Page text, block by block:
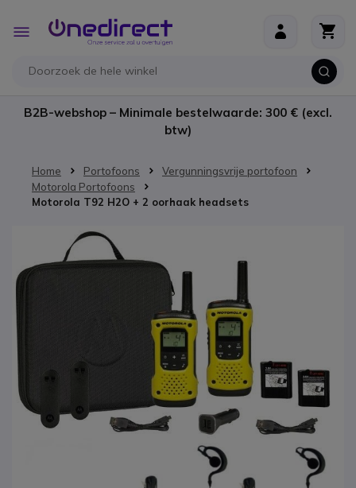
Toggle
Nav
B2B-webshop – Minimale bestelwaarde: 300 € (excl.
btw)
Home Portofoons
Vergunningsvrije portofoon
Motorola Portofoons
Motorola T92 H2O + 2 oorhaak headsets
Ga naar het einde van de afbeeldingen-gallerij